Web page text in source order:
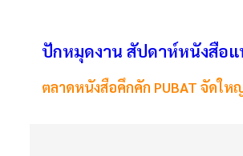
ปักหมุดงาน สัปดาห์หนังสือแ
ตลาดหนังสือคึกคัก PUBAT จัดให